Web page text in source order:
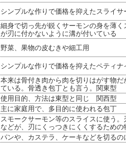
シンプルな作りで価格を抑えたスライサ
細身で切っ先が鋭くサーモンの身を薄
が刃に付かないように溝が付いている
野菜、果物の皮むきや細工用
シンプルな作りで価格を抑えたペティナ
本来は骨付き肉から肉を切りはがす物
ている。骨透き包丁とも言う。関東型
使用目的、方法は東型と同じ 関西型
主に家庭用で、多目的に使われる包丁
スモークサーモン等のスライスに使う
などが、刃にくっつきにくくするための
パンや、カステラ、ケーキなどを切る